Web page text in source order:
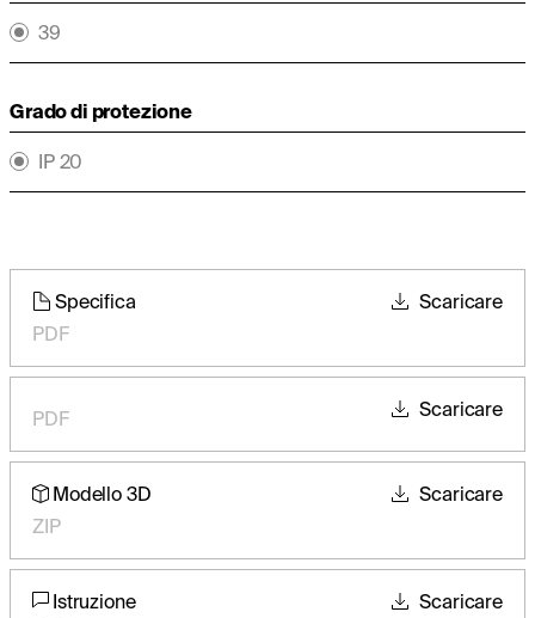
39
Grado di protezione
IP 20
Specifica
PDF
Scaricare
PDF Scaricare
Modello 3D
ZIP
Scaricare
Istruzione
Scaricare